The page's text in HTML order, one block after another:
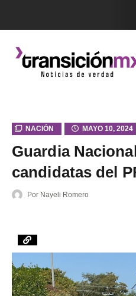
NACIÓN MAYO 10, 2024
Guardia
candidatas del
Por Nayeli Romero